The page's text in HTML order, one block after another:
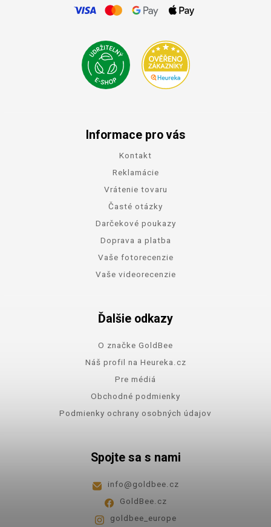
Informace pro vás
Kontakt
Reklamácie
Vrátenie tovaru
Časté otázky
Darčekové poukazy
Doprava a platba
Vaše fotorecenzie
Vaše videorecenzie
Ďalšie odkazy
O značke GoldBee
Náš profil na Heureka.cz
Pre médiá
Obchodné podmienky
Podmienky ochrany osobných údajov
Spojte sa s nami
info@goldbee.cz
GoldBee.cz
goldbee_europe